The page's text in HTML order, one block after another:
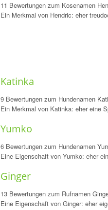
11 Bewertungen zum Kosenamen
Ein Merkmal von Hendric: eher
Katinka
9 Bewertungen zum Hundenamen
Ein Merkmal von Katinka: eher eine
Yumko
6 Bewertungen zum Hundenamen
Eine Eigenschaft von Yumko: eher
Ginger
13 Bewertungen zum Rufnamen
Eine Eigenschaft von Ginger: eher